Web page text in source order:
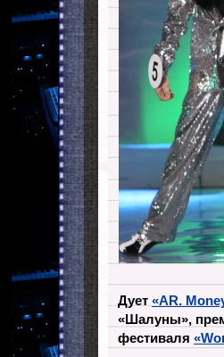
Дует «AR.
«Шалуны»,
фестиваля